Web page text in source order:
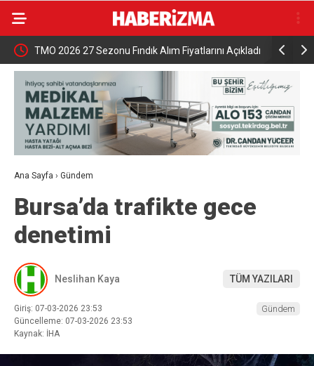
TMO 2026 27 Sezonu Fındık Alım Fiyatlarını Açıkladı
Ana Sayfa › Gündem
Bursa’da trafikte gece
denetimi
Neslihan Kaya TÜM YAZILARI
Giriş: 07-03-2026 23:53
Güncelleme: 07-03-2026 23:53
Kaynak: İHA
Gündem